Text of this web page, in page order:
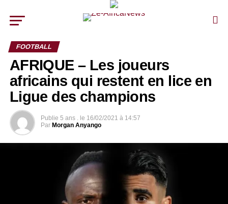
FOOTBALL
AFRIQUE – Les joueurs
africains qui restent en lice en
Ligue des champions
Publie 5 ans . le 16/02/2021 à 14:57
Par Morgan Anyango